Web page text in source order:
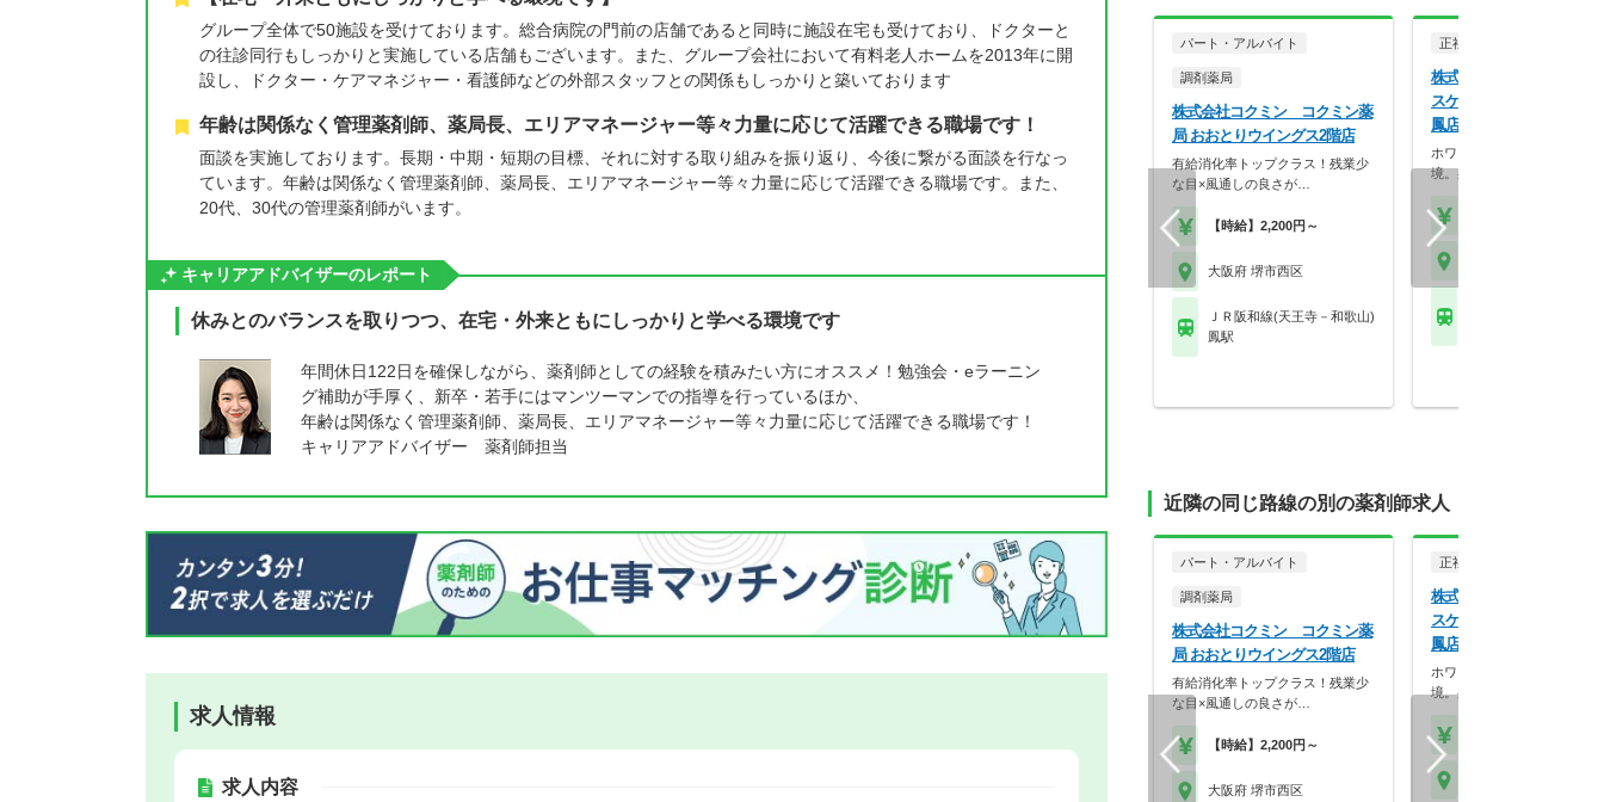
グループ全体で50施設を受けております。総合病院の門前の店舗であると同時に施設在宅も受けており、ドクターと
の往診同行もしっかりと実施している店舗もございます。また、グループ会社において有料老人ホームを2013年に開
設し、ドクター・ケアマネジャー・看護師などの外部スタッフとの関係もしっかりと築いております
年齢は関係なく管理薬剤師、薬局長、エリアマネージャー等々力量に応じて活躍できる職場です！
面談を実施しております。長期・中期・短期の目標、それに対する取り組みを振り返り、今後に繋がる面談を行なっ
ています。年齢は関係なく管理薬剤師、薬局長、エリアマネージャー等々力量に応じて活躍できる職場です。また、
20代、30代の管理薬剤師がいます。
キャリアアドバイザーのレポート
休みとのバランスを取りつつ、在宅・外来ともにしっかりと学べる環境です
年間休日122日を確保しながら、薬剤師としての経験を積みたい方にオススメ！勉強会・eラーニン
グ補助が手厚く、新卒・若手にはマンツーマンでの指導を行っているほか、
年齢は関係なく管理薬剤師、薬局長、エリアマネージャー等々力量に応じて活躍できる職場です！
キャリアアドバイザー 薬剤師担当
求人情報
求人内容
パート・アルバイト
調剤薬局
株式会社コクミン コクミン薬
局 おおとりウイングス2階店
有給消化率トップクラス！残業少
な目×風通しの良さが…
【時給】2,200円～
大阪府 堺市西区
ＪＲ阪和線(天王寺－和歌山)
鳳駅
正社員
株式会社ココカラファイ
スケア ココカラファイ
鳳店
ホワイト500認定のクリーン
境。身だしなみの自…
近隣の同じ路線の別の薬剤師求人
パート・アルバイト
調剤薬局
株式会社コクミン コクミン薬
局 おおとりウイングス2階店
有給消化率トップクラス！残業少
な目×風通しの良さが…
【時給】2,200円～
大阪府 堺市西区
正社員
株式会社ココカラファイ
スケア ココカラファイ
鳳店
ホワイト500認定のクリーン
境。身だしなみの自…